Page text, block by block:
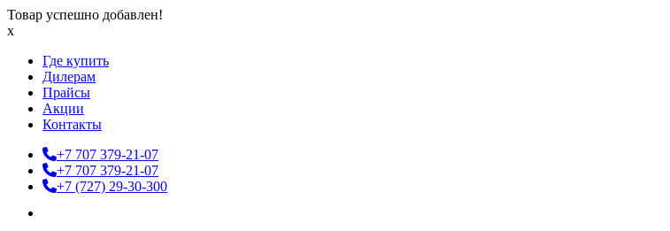
Товар успешно добавлен!
x
Где купить
Дилерам
Прайсы
Акции
Контакты
+7 707 379-21-07
+7 707 379-21-07
+7 (727) 29-30-300